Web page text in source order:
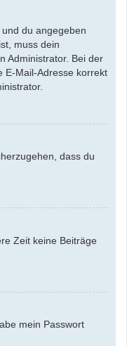
du angegeben
muss dein
Administrator. Bei der
E-Mail-Adresse korrekt
dass du
Zeit keine Beiträge
mein Passwort